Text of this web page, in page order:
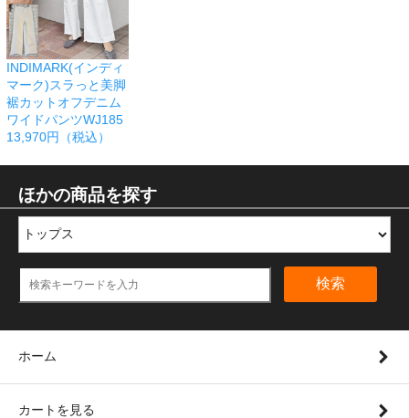
INDIMARK(インディ
マーク)スラっと美脚
裾カットオフデニム
ワイドパンツWJ185
13,970円（税込）
ほかの商品を探す
検索
ホーム
カートを見る